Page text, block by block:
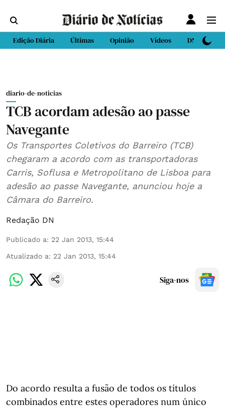
Edição Diária Últimas Opinião Vídeos DN Sport
diario-de-noticias
TCB acordam adesão ao passe
Navegante
Os Transportes Coletivos do Barreiro (TCB)
chegaram a acordo com as transportadoras
Carris, Soflusa e Metropolitano de Lisboa para
adesão ao passe Navegante, anunciou hoje a
Câmara do Barreiro.
Redação DN
Publicado a: 22 Jan 2013, 15:44
Atualizado a: 22 Jan 2013, 15:44
Siga-nos
Do acordo resulta a fusão de todos os títulos
combinados entre estes operadores num único